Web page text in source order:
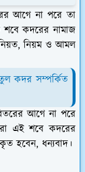
আগে না পরে তা
কদরের নামাজ
নিয়ম ও আমল
কদর সম্পর্কিত
আগে না পরে
এই শবে কদরের
হবেন, ধন্যবাদ।